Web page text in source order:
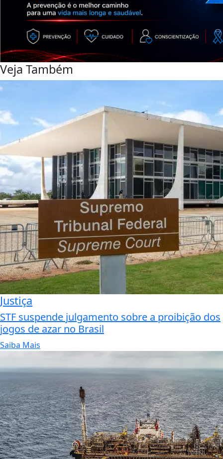
Veja Também
Justiça
STF suspende julgamento sobre a proibição dos
jogos de azar no Brasil
Saiba Mais